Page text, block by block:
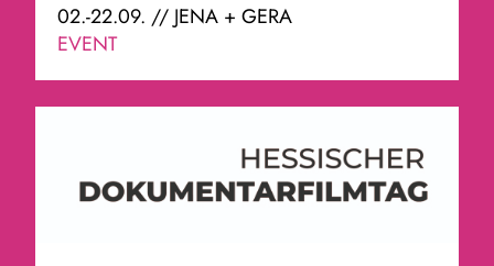
02.-22.09. // JENA + GERA
EVENT